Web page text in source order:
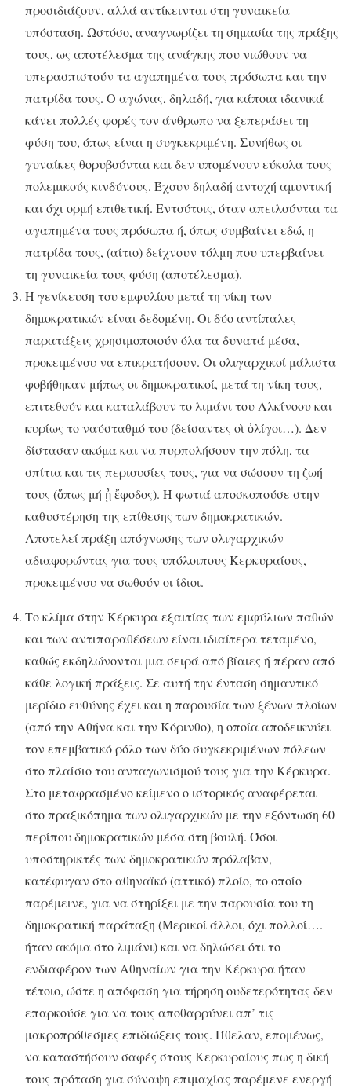
προσιδιάζουν, αλλά αντίκεινται στη γυναικεία
υπόσταση. Ωστόσο, αναγνωρίζει τη σημασία της πράξης
τους, ως αποτέλεσμα της ανάγκης που νιώθουν να
υπερασπιστούν τα αγαπημένα τους πρόσωπα και την
πατρίδα τους. Ο αγώνας, δηλαδή, για κάποια ιδανικά
κάνει πολλές φορές τον άνθρωπο να ξεπεράσει τη
φύση του, όπως είναι η συγκεκριμένη. Συνήθως οι
γυναίκες θορυβούνται και δεν υπομένουν εύκολα τους
πολεμικούς κινδύνους. Έχουν δηλαδή αντοχή αμυντική
και όχι ορμή επιθετική. Εντούτοις, όταν απειλούνται τα
αγαπημένα τους πρόσωπα ή, όπως συμβαίνει εδώ, η
πατρίδα τους, (αίτιο) δείχνουν τόλμη που υπερβαίνει
τη γυναικεία τους φύση (αποτέλεσμα).
Η γενίκευση του εμφυλίου μετά τη νίκη των
δημοκρατικών είναι δεδομένη. Οι δύο αντίπαλες
παρατάξεις χρησιμοποιούν όλα τα δυνατά μέσα,
προκειμένου να επικρατήσουν. Οι ολιγαρχικοί μάλιστα
φοβήθηκαν μήπως οι δημοκρατικοί, μετά τη νίκη τους,
επιτεθούν και καταλάβουν το λιμάνι του Αλκίνοου και
κυρίως το ναύσταθμό του (δείσαντες οὶ ὀλίγοι…). Δεν
δίστασαν ακόμα και να πυρπολήσουν την πόλη, τα
σπίτια και τις περιουσίες τους, για να σώσουν τη ζωή
τους (ὅπως μή ᾖ ἔφοδος). Η φωτιά αποσκοπούσε στην
καθυστέρηση της επίθεσης των δημοκρατικών.
Αποτελεί πράξη απόγνωσης των ολιγαρχικών
αδιαφορώντας για τους υπόλοιπους Κερκυραίους,
προκειμένου να σωθούν οι ίδιοι.
Το κλίμα στην Κέρκυρα εξαιτίας των εμφύλιων παθών
και των αντιπαραθέσεων είναι ιδιαίτερα τεταμένο,
καθώς εκδηλώνονται μια σειρά από βίαιες ή πέραν από
κάθε λογική πράξεις. Σε αυτή την ένταση σημαντικό
μερίδιο ευθύνης έχει και η παρουσία των ξένων πλοίων
(από την Αθήνα και την Κόρινθο), η οποία αποδεικνύει
τον επεμβατικό ρόλο των δύο συγκεκριμένων πόλεων
στο πλαίσιο του ανταγωνισμού τους για την Κέρκυρα.
Στο μεταφρασμένο κείμενο ο ιστορικός αναφέρεται
στο πραξικόπημα των ολιγαρχικών με την εξόντωση 60
περίπου δημοκρατικών μέσα στη βουλή. Όσοι
υποστηρικτές των δημοκρατικών πρόλαβαν,
κατέφυγαν στο αθηναϊκό (αττικό) πλοίο, το οποίο
παρέμεινε, για να στηρίξει με την παρουσία του τη
δημοκρατική παράταξη (Μερικοί άλλοι, όχι πολλοί….
ήταν ακόμα στο λιμάνι) και να δηλώσει ότι το
ενδιαφέρον των Αθηναίων για την Κέρκυρα ήταν
τέτοιο, ώστε η απόφαση για τήρηση ουδετερότητας δεν
επαρκούσε για να τους αποθαρρύνει απ’ τις
μακροπρόθεσμες επιδιώξεις τους. Ήθελαν, επομένως,
να καταστήσουν σαφές στους Κερκυραίους πως η δική
τους πρόταση για σύναψη επιμαχίας παρέμενε ενεργή